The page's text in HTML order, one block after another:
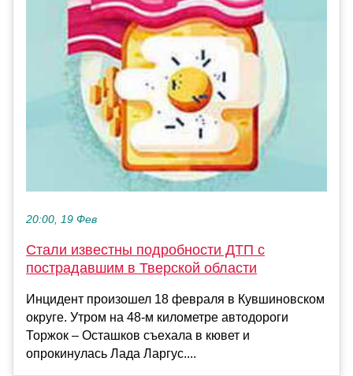
20:00, 19 Фев
Стали известны подробности ДТП с
пострадавшим в Тверской области
Инцидент произошел 18 февраля в Кувшиновском
округе. Утром на 48-м километре автодороги
Торжок – Осташков съехала в кювет и
опрокинулась Лада Ларгус....